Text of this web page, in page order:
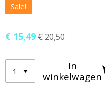
Sale!
€ 15,49€ 20,50
In
winkelwagen